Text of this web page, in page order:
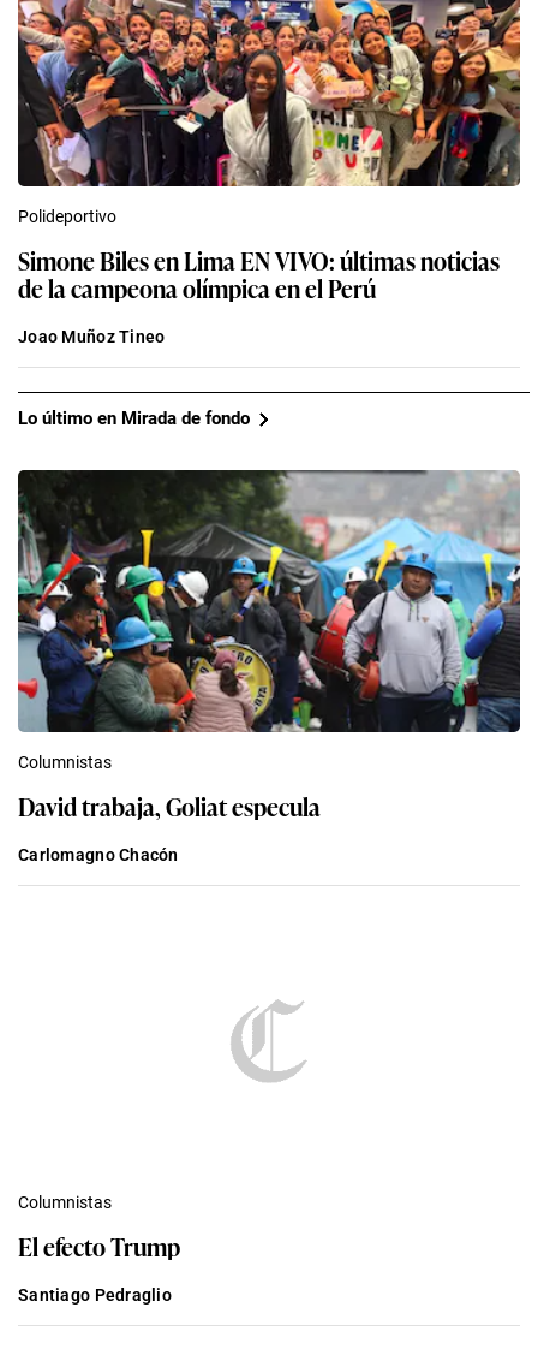
Polideportivo
Simone Biles en Lima EN VIVO: últimas noticias
de la campeona olímpica en el Perú
Joao Muñoz Tineo
Lo último en Mirada de fondo
Columnistas
David trabaja, Goliat especula
Carlomagno Chacón
Columnistas
El efecto Trump
Santiago Pedraglio